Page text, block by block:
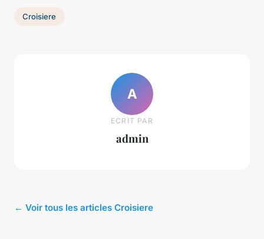
Croisiere
A
ECRIT PAR
admin
← Voir tous les articles Croisiere